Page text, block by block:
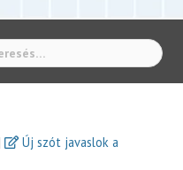
Új szót javaslok a